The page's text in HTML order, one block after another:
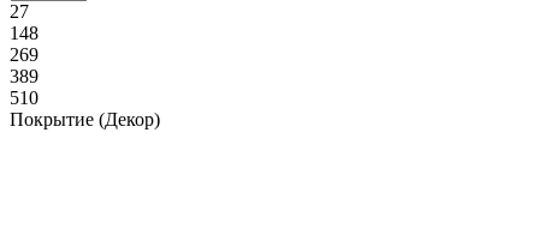
27
148
269
389
510
Покрытие (Декор)